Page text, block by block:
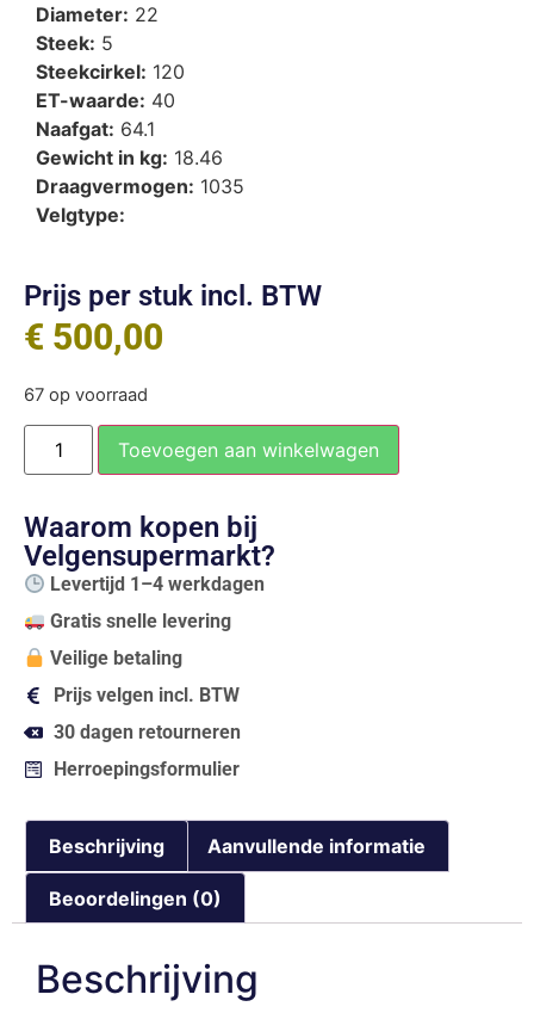
Diameter: 22
Steek: 5
Steekcirkel: 120
ET-waarde: 40
Naafgat: 64.1
Gewicht in kg: 18.46
Draagvermogen: 1035
Velgtype:
Prijs per stuk incl. BTW
€ 500,00
67 op voorraad
Toevoegen aan winkelwagen
Waarom kopen bij
Velgensupermarkt?
Levertijd 1–4 werkdagen
Gratis snelle levering
Veilige betaling
Prijs velgen incl. BTW
30 dagen retourneren
Herroepingsformulier
Beschrijving Aanvullende informatie
Beoordelingen (0)
Beschrijving